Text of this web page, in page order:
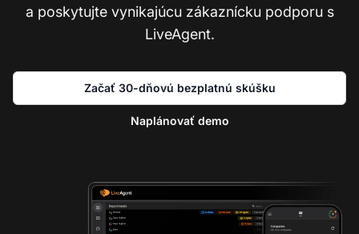
a poskytujte vynikajúcu zákaznícku podporu s
LiveAgent.
Začať 30-dňovú bezplatnú skúšku
Naplánovať demo